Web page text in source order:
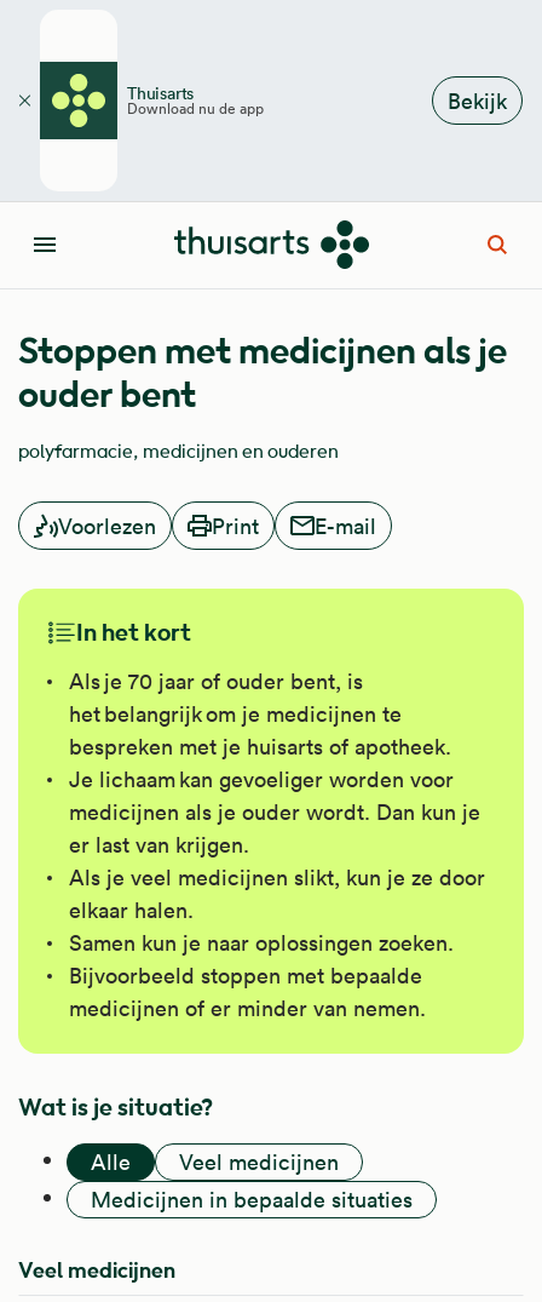
Thuisarts
Download nu de app Bekijk
Sluiten
Menu
Stoppen met medicijnen als je
ouder bent
polyfarmacie medicijnen en ouderen
Voorlezen Print E-mail
In het kort
Als je 70 jaar of ouder bent, is
het belangrijk om je medicijnen te
bespreken met je huisarts of apotheek.
Je lichaam kan gevoeliger worden voor
medicijnen als je ouder wordt. Dan kun je
er last van krijgen.
Als je veel medicijnen slikt, kun je ze door
elkaar halen.
Samen kun je naar oplossingen zoeken.
Bijvoorbeeld stoppen met bepaalde
medicijnen of er minder van nemen.
Wat is je situatie?
Alle
Veel medicijnen
Medicijnen in bepaalde situaties
Veel medicijnen